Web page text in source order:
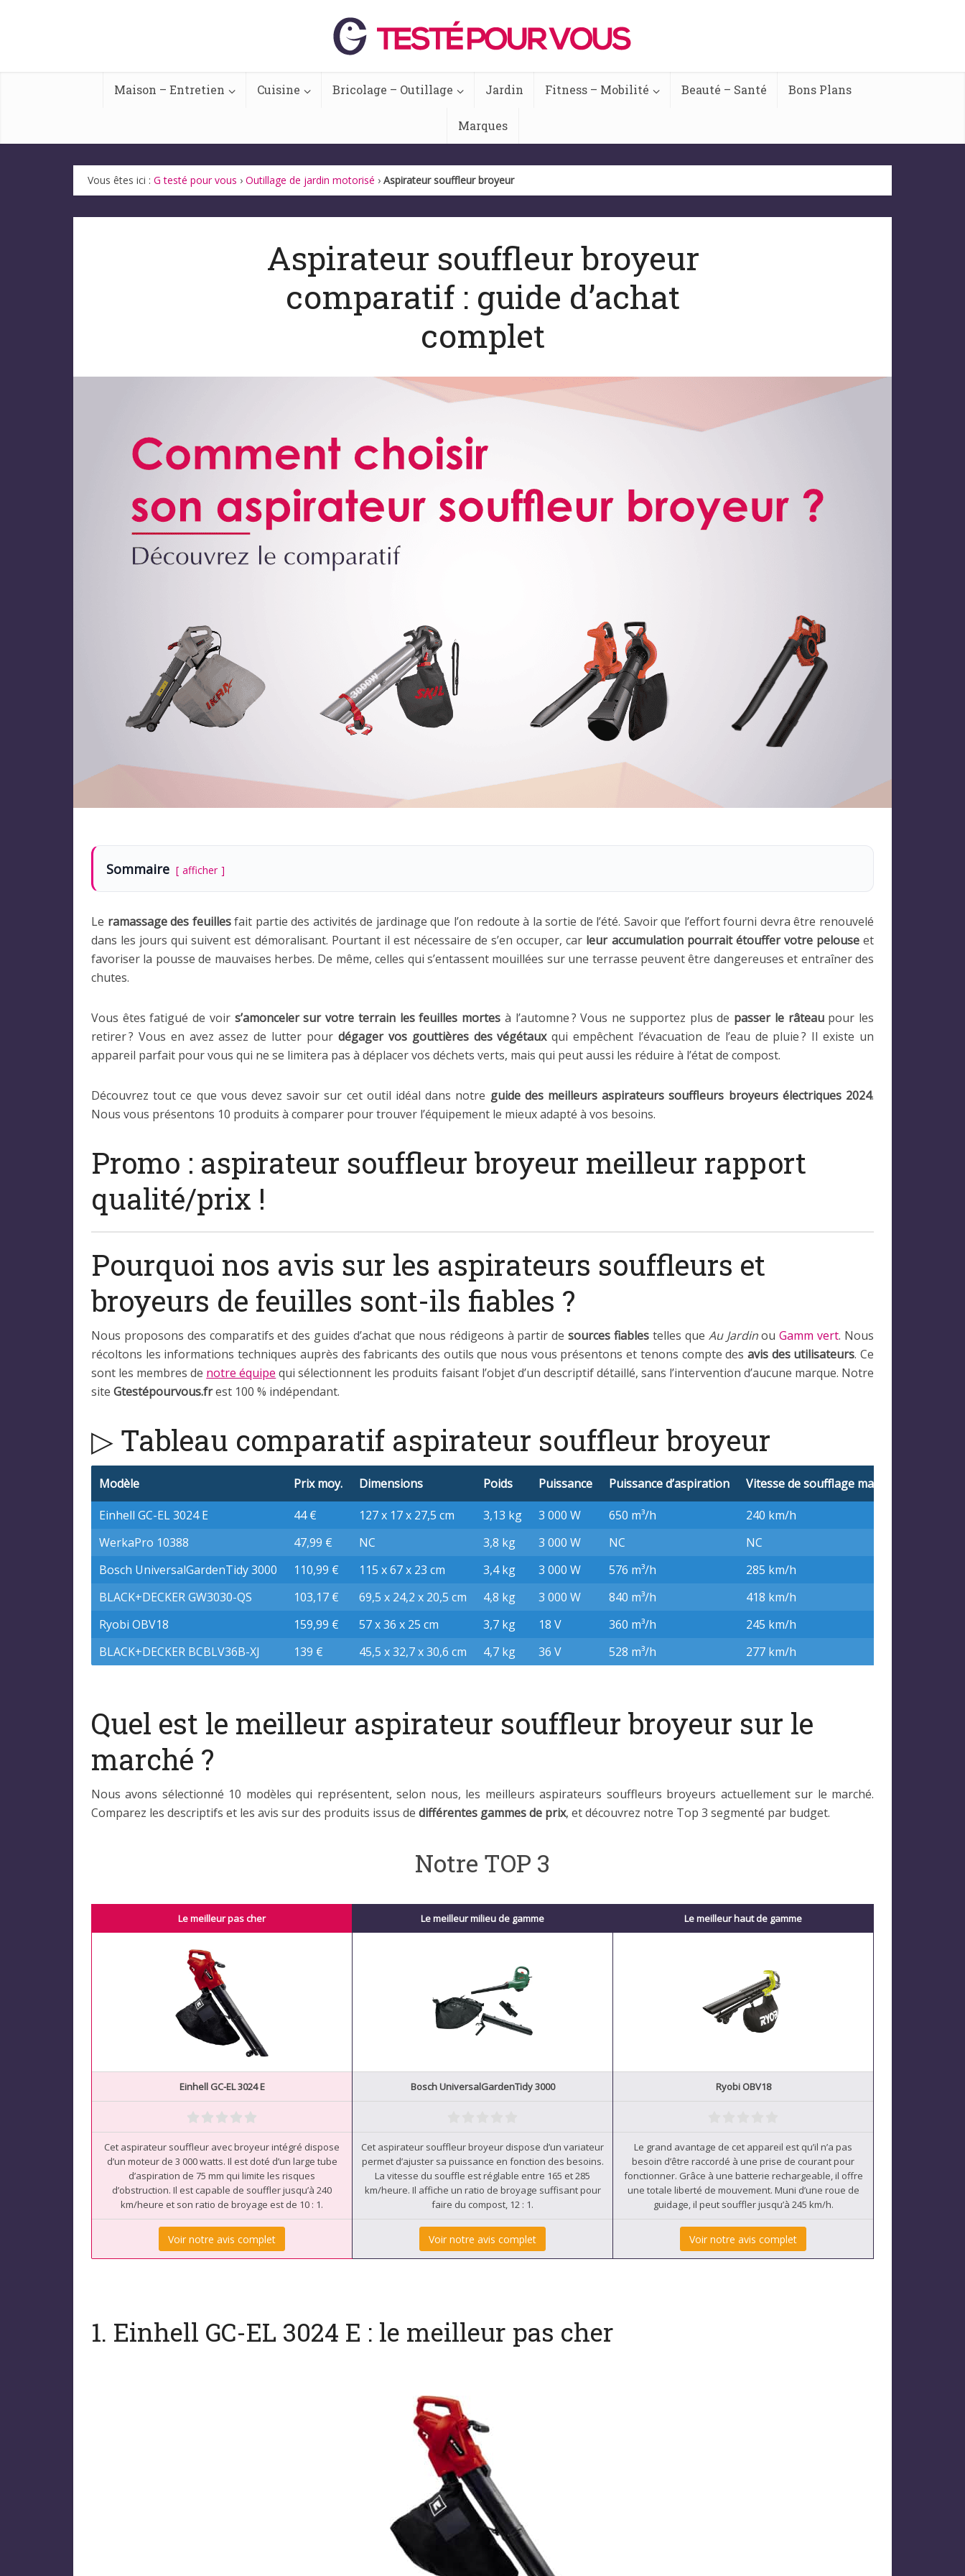
Maison – Entretien Cuisine Bricolage – Outillage Jardin Fitness – Mobilité Beauté – Santé Bons Plans
Marques
Vous êtes ici : G testé pour vous › Outillage de jardin motorisé › Aspirateur souffleur broyeur
Aspirateur souffleur broyeur
comparatif : guide d’achat
complet
Sommaire afficher
Le ramassage des feuillesfait partie des activités de jardinage que l’on redoute à la sortie de l’été. Savoir que l’effort fourni devra être renouvelé
dans les jours qui suivent est démoralisant. Pourtant il est nécessaire de s’en occuper, car leur accumulation pourrait étouffer votre pelouseet
favoriser la pousse de mauvaises herbes. De même, celles qui s’entassent mouillées sur une terrasse peuvent être dangereuses et entraîner des
chutes.
Vous êtes fatigué de voir s’amonceler sur votre terrain les feuilles mortes à l’automne ? Vous ne supportez plus de passer le râteaupour les
retirer ? Vous en avez assez de lutter pour dégager vos gouttières des végétauxqui empêchent l’évacuation de l’eau de pluie ? Il existe un
appareil parfait pour vous qui ne se limitera pas à déplacer vos déchets verts, mais qui peut aussi les réduire à l’état de compost.
Découvrez tout ce que vous devez savoir sur cet outil idéal dans notre guide des meilleurs aspirateurs souffleurs broyeurs électriques 2024.
Nous vous présentons 10 produits à comparer pour trouver l’équipement le mieux adapté à vos besoins.
Promo : aspirateur souffleur broyeur meilleur rapport
qualité/prix !
Pourquoi nos avis sur les aspirateurs souffleurs et
broyeurs de feuilles sont-ils fiables ?
Nous proposons des comparatifs et des guides d’achat que nous rédigeons à partir desources fiables telles que Au JardinouGamm vert. Nous
récoltons les informations techniques auprès des fabricants des outils que nous vous présentons et tenons compte des avis des utilisateurs. Ce
sont les membres de notre équipe qui sélectionnent les produits faisant l’objet d’un descriptif détaillé, sans l’intervention d’aucune marque. Notre
site Gtestépourvous.frest 100 % indépendant.
▷ Tableau comparatif aspirateur souffleur broyeur
Modèle Prix moy. Dimensions Poids Puissance Puissance d’aspiration Vitesse de soufflage max
Einhell GC-EL 3024 E
44 € 127 x 17 x 27,5 cm 3,13 kg 3 000 W 650 m³/h 240 km/h
WerkaPro 10388
47,99 € NC 3,8 kg 3 000 W NC NC
Bosch UniversalGardenTidy 3000
110,99 € 115 x 67 x 23 cm 3,4 kg 3 000 W 576 m³/h 285 km/h
BLACK+DECKER GW3030-QS
103,17 € 69,5 x 24,2 x 20,5 cm 4,8 kg 3 000 W 840 m³/h 418 km/h
Ryobi OBV18
159,99 € 57 x 36 x 25 cm 3,7 kg 18 V 360 m³/h 245 km/h
BLACK+DECKER BCBLV36B-XJ
139 € 45,5 x 32,7 x 30,6 cm 4,7 kg 36 V 528 m³/h 277 km/h
Quel est le meilleur aspirateur souffleur broyeur sur le
marché ?
Nous avons sélectionné 10 modèles qui représentent, selon nous, les meilleurs aspirateurs souffleurs broyeurs actuellement sur le marché.
Comparez les descriptifs et les avis sur des produits issus de différentes gammes de prix, et découvrez notre Top 3 segmenté par budget.
Notre TOP 3
Le meilleur pas cher Le meilleur milieu de gamme Le meilleur haut de gamme
Einhell GC-EL 3024 E Bosch UniversalGardenTidy 3000 Ryobi OBV18
Cet aspirateur souffleur avec broyeur intégré dispose
d’un moteur de 3 000 watts. Il est doté d’un large tube
d’aspiration de 75 mm qui limite les risques
d’obstruction. Il est capable de souffler jusqu’à 240
km/heure et son ratio de broyage est de 10 : 1.
Cet aspirateur souffleur broyeur dispose d’un variateur
permet d’ajuster sa puissance en fonction des besoins.
La vitesse du souffle est réglable entre 165 et 285
km/heure. Il affiche un ratio de broyage suffisant pour
faire du compost, 12 : 1.
Le grand avantage de cet appareil est qu’il n’a pas
besoin d’être raccordé à une prise de courant pour
fonctionner. Grâce à une batterie rechargeable, il offre
une totale liberté de mouvement. Muni d’une roue de
guidage, il peut souffler jusqu’à 245 km/h.
Voir notre avis complet Voir notre avis complet Voir notre avis complet
1. Einhell GC-EL 3024 E : le meilleur pas cher